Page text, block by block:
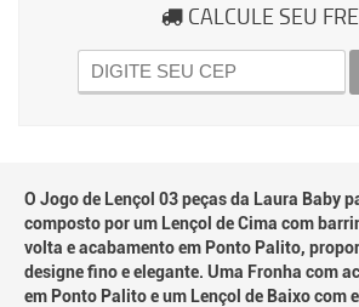
CALCULE SEU
O Jogo de Lençol 03 peças da Laura Baby
composto por um Lençol de Cima com
volta e acabamento em Ponto Palito,
designe fino e elegante. Uma Fronha com
em Ponto Palito e um Lençol de Baixo com